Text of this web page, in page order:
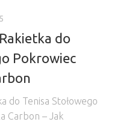
do
Pokrowiec
do Tenisa Stołowego
Carbon – Jak